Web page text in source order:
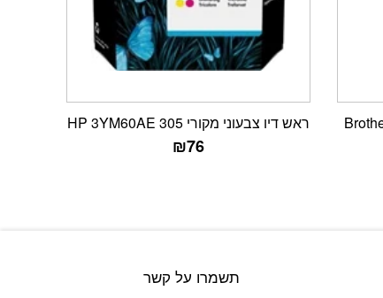
ראש דיו צבעוני מקורי HP 3YM60AE 305
₪76
תשמרו על קשר